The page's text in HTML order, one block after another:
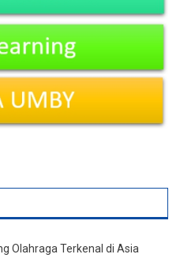
Olahraga Terkenal di Asia